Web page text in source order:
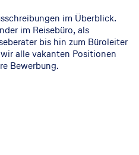
im Überblick.
im Reisebüro, als
bis hin zum Büroleiter
alle vakanten Positionen
Bewerbung.